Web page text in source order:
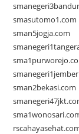
smasutomo1.com
sman5jogja.com
sman2bekasi.com